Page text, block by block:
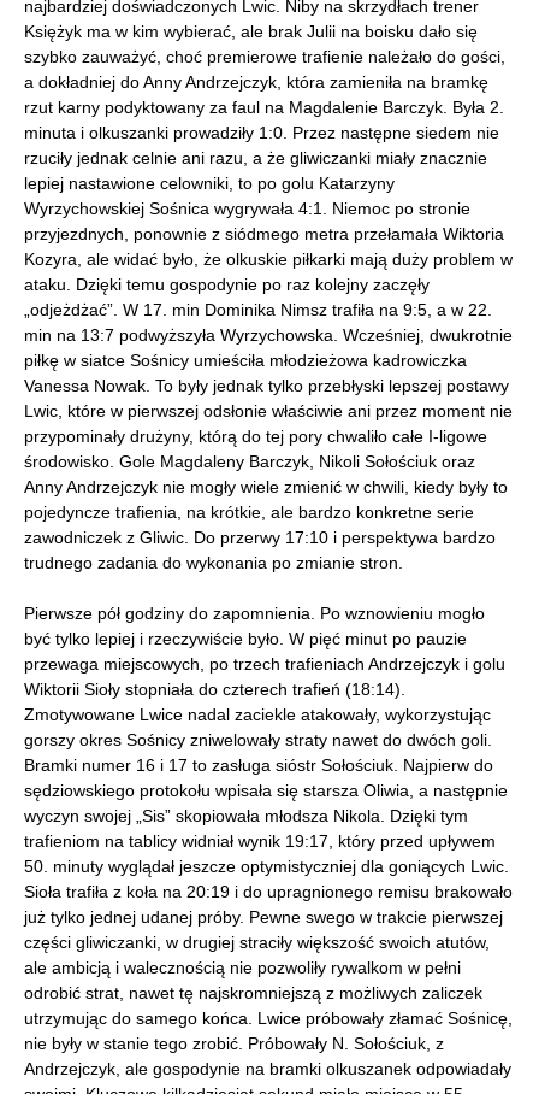
najbardziej doświadczonych Lwic. Niby na skrzydłach trener
Księżyk ma w kim wybierać, ale brak Julii na boisku dało się
szybko zauważyć, choć premierowe trafienie należało do gości,
a dokładniej do Anny Andrzejczyk, która zamieniła na bramkę
rzut karny podyktowany za faul na Magdalenie Barczyk. Była 2.
minuta i olkuszanki prowadziły 1:0. Przez następne siedem nie
rzuciły jednak celnie ani razu, a że gliwiczanki miały znacznie
lepiej nastawione celowniki, to po golu Katarzyny
Wyrzychowskiej Sośnica wygrywała 4:1. Niemoc po stronie
przyjezdnych, ponownie z siódmego metra przełamała Wiktoria
Kozyra, ale widać było, że olkuskie piłkarki mają duży problem w
ataku. Dzięki temu gospodynie po raz kolejny zaczęły
„odjeżdżać”. W 17. min Dominika Nimsz trafiła na 9:5, a w 22.
min na 13:7 podwyższyła Wyrzychowska. Wcześniej, dwukrotnie
piłkę w siatce Sośnicy umieściła młodzieżowa kadrowiczka
Vanessa Nowak. To były jednak tylko przebłyski lepszej postawy
Lwic, które w pierwszej odsłonie właściwie ani przez moment nie
przypominały drużyny, którą do tej pory chwaliło całe I-ligowe
środowisko. Gole Magdaleny Barczyk, Nikoli Sołościuk oraz
Anny Andrzejczyk nie mogły wiele zmienić w chwili, kiedy były to
pojedyncze trafienia, na krótkie, ale bardzo konkretne serie
zawodniczek z Gliwic. Do przerwy 17:10 i perspektywa bardzo
trudnego zadania do wykonania po zmianie stron.
Pierwsze pół godziny do zapomnienia. Po wznowieniu mogło
być tylko lepiej i rzeczywiście było. W pięć minut po pauzie
przewaga miejscowych, po trzech trafieniach Andrzejczyk i golu
Wiktorii Sioły stopniała do czterech trafień (18:14).
Zmotywowane Lwice nadal zaciekle atakowały, wykorzystując
gorszy okres Sośnicy zniwelowały straty nawet do dwóch goli.
Bramki numer 16 i 17 to zasługa sióstr Sołościuk. Najpierw do
sędziowskiego protokołu wpisała się starsza Oliwia, a następnie
wyczyn swojej „Sis” skopiowała młodsza Nikola. Dzięki tym
trafieniom na tablicy widniał wynik 19:17, który przed upływem
50. minuty wyglądał jeszcze optymistyczniej dla goniących Lwic.
Sioła trafiła z koła na 20:19 i do upragnionego remisu brakowało
już tylko jednej udanej próby. Pewne swego w trakcie pierwszej
części gliwiczanki, w drugiej straciły większość swoich atutów,
ale ambicją i walecznością nie pozwoliły rywalkom w pełni
odrobić strat, nawet tę najskromniejszą z możliwych zaliczek
utrzymując do samego końca. Lwice próbowały złamać Sośnicę,
nie były w stanie tego zrobić. Próbowały N. Sołościuk, z
Andrzejczyk, ale gospodynie na bramki olkuszanek odpowiadały